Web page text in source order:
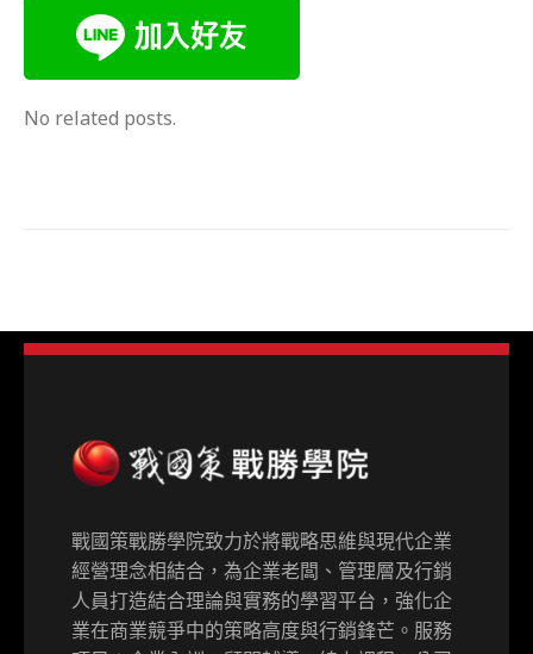
No related posts.
戰國策戰勝學院致力於將戰略思維與現代企業
經營理念相結合，為企業老闆、管理層及行銷
人員打造結合理論與實務的學習平台，強化企
業在商業競爭中的策略高度與行銷鋒芒。服務